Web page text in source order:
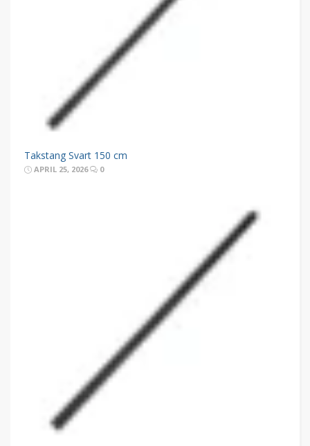
Takstang Svart 150 cm
APRIL 25, 2026 0